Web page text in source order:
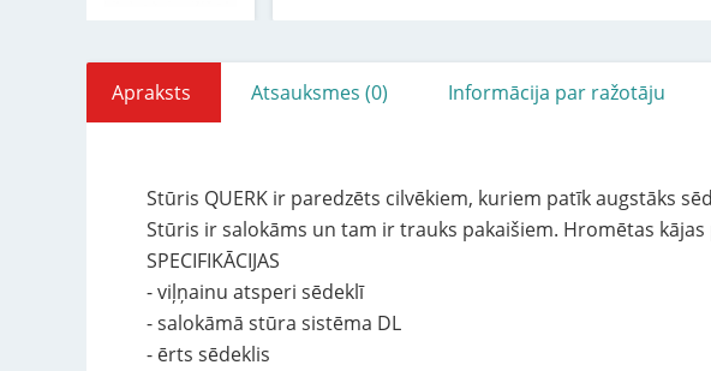
Apraksts
Stūris QUERK ir paredzēts cilvēkiem, kuriem patīk augstāks
Stūris ir salokāms un tam ir trauks pakaišiem. Hromētas
SPECIFIKĀCIJAS
- viļņainu atsperi sēdeklī
- salokāmā stūra sistēma DL
- ērts sēdeklis
Atsauksmes (0) Informācija par ražotāju